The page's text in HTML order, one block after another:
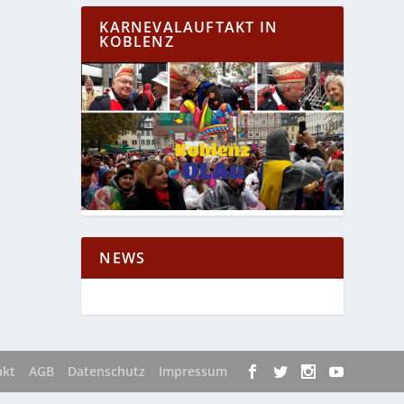
KARNEVALAUFTAKT IN
KOBLENZ
NEWS
AGB Datenschutz
Impressum